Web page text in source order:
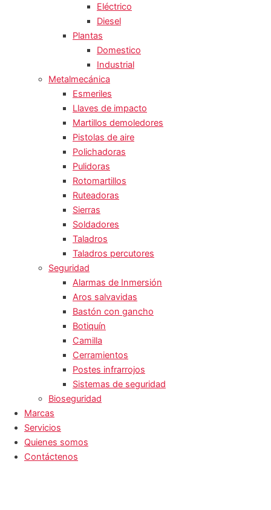
Eléctrico
Diesel
Plantas
Domestico
Industrial
Metalmecánica
Esmeriles
Llaves de impacto
Martillos demoledores
Pistolas de aire
Polichadoras
Pulidoras
Rotomartillos
Ruteadoras
Sierras
Soldadores
Taladros
Taladros percutores
Seguridad
Alarmas de Inmersión
Aros salvavidas
Bastón con gancho
Botiquín
Camilla
Cerramientos
Postes infrarrojos
Sistemas de seguridad
Bioseguridad
Marcas
Servicios
Quienes somos
Contáctenos